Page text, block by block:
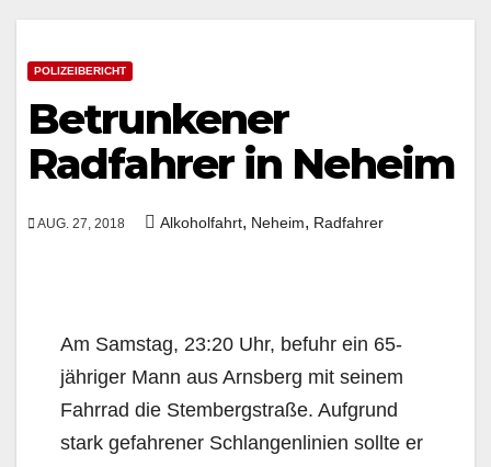
POLIZEIBERICHT
Betrunkener
Radfahrer in Neheim
AUG. 27, 2018 Alkoholfahrt, Neheim, Radfahrer
Am Samstag, 23:20 Uhr, befuhr ein 65-
jähriger Mann aus Arnsberg mit seinem
Fahrrad die Stembergstraße. Aufgrund
stark gefahrener Schlangenlinien sollte er